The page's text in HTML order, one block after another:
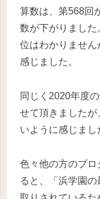
算数は、第568回
数が下がりまし
位はわかりません
感じました。
同じく2020年度
せて頂きましたが
いように感じまし
色々他の方のブロ
ると、「浜学園